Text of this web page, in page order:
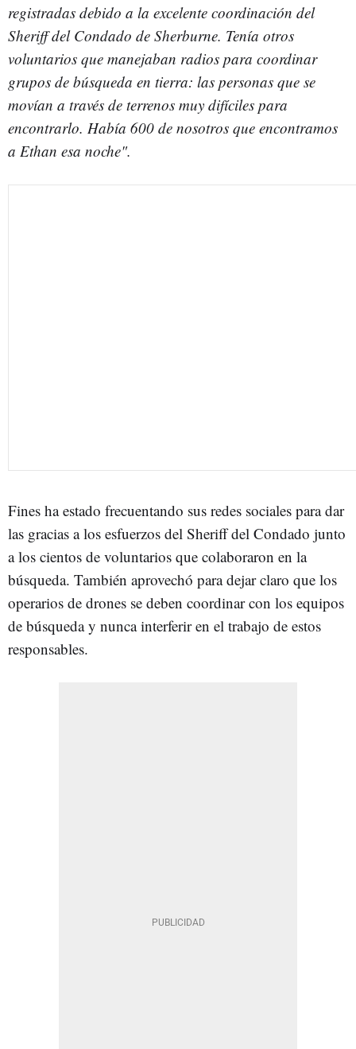
registradas debido a la excelente coordinación del
Sheriff del Condado de Sherburne. Tenía otros
voluntarios que manejaban radios para coordinar
grupos de búsqueda en tierra: las personas que se
movían a través de terrenos muy difíciles para
encontrarlo. Había 600 de nosotros que encontramos
a Ethan esa noche".
Fines ha estado frecuentando sus redes sociales para dar
las gracias a los esfuerzos del Sheriff del Condado junto
a los cientos de voluntarios que colaboraron en la
búsqueda. También aprovechó para dejar claro que los
operarios de drones se deben coordinar con los equipos
de búsqueda y nunca interferir en el trabajo de estos
responsables.